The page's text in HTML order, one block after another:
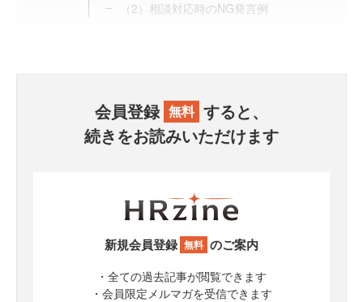
（2）相談対応時のNG発言例
会員登録 無料 すると、
続きをお読みいただけます
新規会員登録 無料 のご案内
・全ての過去記事が閲覧できます
・会員限定メルマガを受信できます